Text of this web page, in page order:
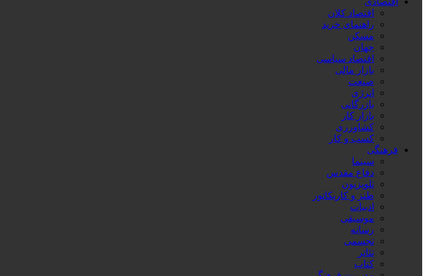
اقتصاد کلان
راهنمای خرید
مسکن
جهان
اقتصاد سیاسی
بازار مالی
صنعت
انرژی
بازرگانی
بازار کار
کشاورزی
کسب و کار
فرهنگی
سینما
دفاع مقدس
تلویزیون
طنز و کاریکاتور
ادبیات
موسیقی
رسانه
تجسمی
تئاتر
کتاب